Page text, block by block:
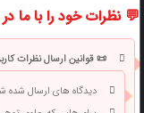
💬 نظرات خود را با ما در
📜 قوانین ارسال نظرات
دیدگاه های ارسال شده